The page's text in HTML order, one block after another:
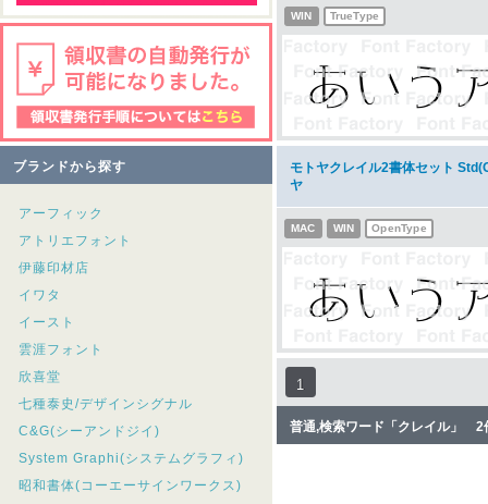
ブランドから探す
アーフィック
アトリエフォント
伊藤印材店
イワタ
イースト
雲涯フォント
欣喜堂
七種泰史/デザインシグナル
C&G(シーアンドジイ)
System Graphi(システムグラフィ)
昭和書体(コーエーサインワークス)
WIN TrueType
モトヤクレイル2書体セット
ヤ
MAC WIN OpenType
1
普通,検索ワード「クレイル」 2